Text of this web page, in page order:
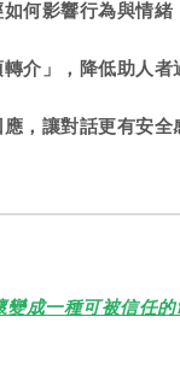
何影響行為與情緒
介」，降低助人者
，讓對話更有安全
變成一種可被信任的